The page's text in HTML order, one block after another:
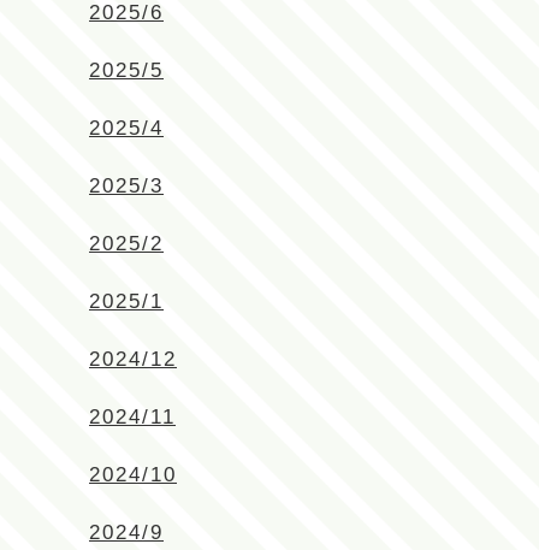
2025/6
2025/5
2025/4
2025/3
2025/2
2025/1
2024/12
2024/11
2024/10
2024/9